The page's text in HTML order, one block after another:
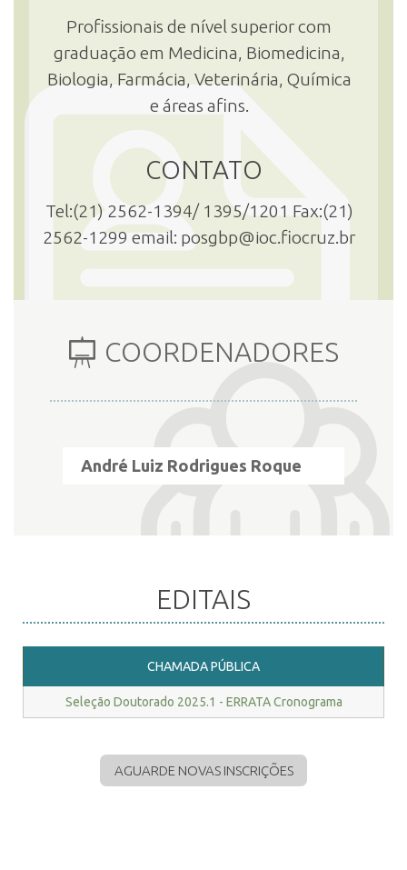
Profissionais de nível superior com
graduação em Medicina, Biomedicina,
Biologia, Farmácia, Veterinária, Química
e áreas afins.
CONTATO
Tel:(21) 2562-1394/ 1395/1201 Fax:(21)
2562-1299 email: posgbp@ioc.fiocruz.br
COORDENADORES
André Luiz Rodrigues Roque
EDITAIS
CHAMADA PÚBLICA
Seleção Doutorado 2025.1 - ERRATA Cronograma
AGUARDE NOVAS INSCRIÇÕES